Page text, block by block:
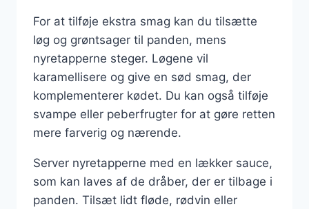
For at tilføje ekstra smag kan du tilsætte
løg og grøntsager til panden, mens
nyretapperne steger. Løgene vil
karamellisere og give en sød smag, der
komplementerer kødet. Du kan også tilføje
svampe eller peberfrugter for at gøre retten
mere farverig og nærende.
Server nyretapperne med en lækker sauce,
som kan laves af de dråber, der er tilbage i
panden. Tilsæt lidt fløde, rødvin eller